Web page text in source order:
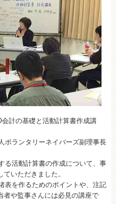
計の基礎と活動計算書作成講
ボランタリーネイバーズ副理事長
る活動計算書の作成について、事
いただきました。
表を作るためのポイントや、注記
者や監事さんには必見の講座で